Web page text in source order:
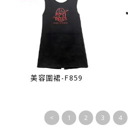
美容圍裙-F859
< 1 2 3 4